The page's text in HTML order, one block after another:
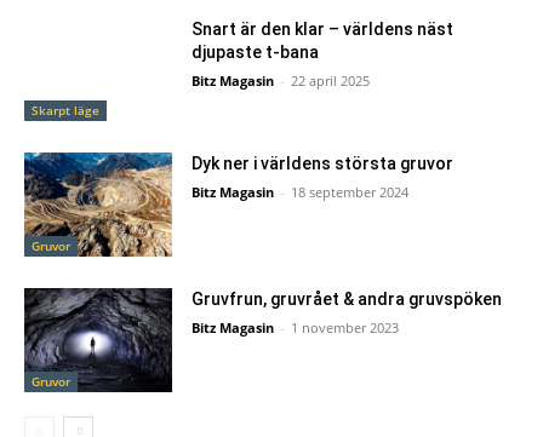
Skarpt läge
Snart är den klar – världens näst
djupaste t-bana
Bitz Magasin - 22 april 2025
Gruvor
Dyk ner i världens största gruvor
Bitz Magasin - 18 september 2024
Gruvor
Gruvfrun, gruvrået & andra gruvspöken
Bitz Magasin - 1 november 2023